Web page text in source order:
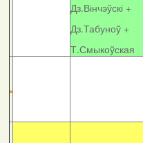
Дз.Вінчэўскі +
Дз.Табуноў +
Т.Смыкоўская